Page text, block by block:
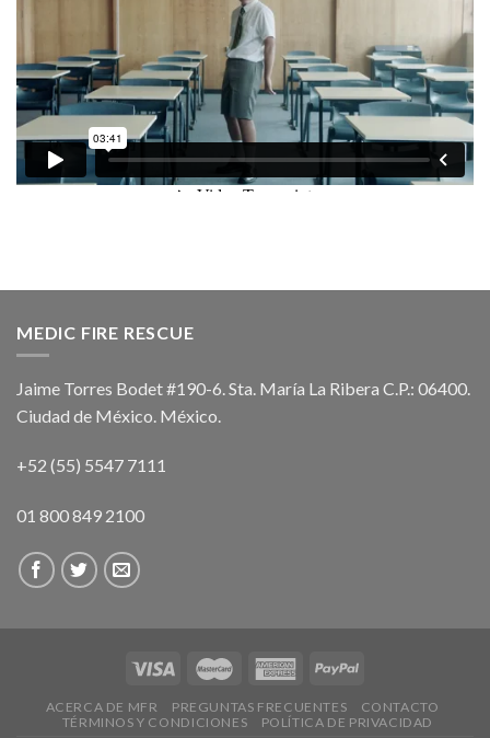
MEDIC FIRE RESCUE
Jaime Torres Bodet #190-6. Sta. María La Ribera C.P.: 06400.
Ciudad de México. México.
+52 (55) 5547 7111
01 800 849 2100
ACERCA DE MFR PREGUNTAS FRECUENTES
CONTACTO
TÉRMINOS Y CONDICIONES
POLÍTICA DE PRIVACIDAD